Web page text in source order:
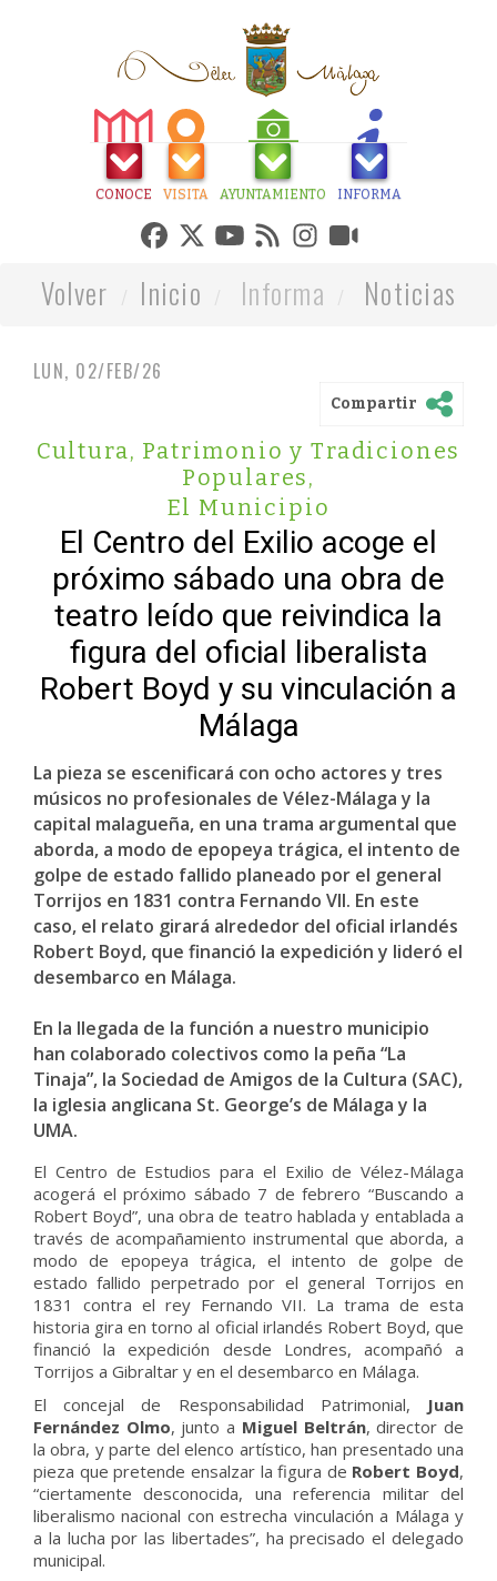
CONOCE VISITA AYUNTAMIENTO INFORMA
Volver Inicio Informa Noticias
LUN, 02/FEB/26
Compartir
Cultura, Patrimonio y Tradiciones
Populares,
El Municipio
El Centro del Exilio acoge el
próximo sábado una obra de
teatro leído que reivindica la
figura del oficial liberalista
Robert Boyd y su vinculación a
Málaga
La pieza se escenificará con ocho actores y tres
músicos no profesionales de Vélez-Málaga y la
capital malagueña, en una trama argumental que
aborda, a modo de epopeya trágica, el intento de
golpe de estado fallido planeado por el general
Torrijos en 1831 contra Fernando VII. En este
caso, el relato girará alrededor del oficial irlandés
Robert Boyd, que financió la expedición y lideró el
desembarco en Málaga.
En la llegada de la función a nuestro municipio
han colaborado colectivos como la peña “La
Tinaja”, la Sociedad de Amigos de la Cultura (SAC),
la iglesia anglicana St. George’s de Málaga y la
UMA.
El Centro de Estudios para el Exilio de Vélez-Málaga
acogerá el próximo sábado 7 de febrero “Buscando a
Robert Boyd”, una obra de teatro hablada y entablada a
través de acompañamiento instrumental que aborda, a
modo de epopeya trágica, el intento de golpe de
estado fallido perpetrado por el general Torrijos en
1831 contra el rey Fernando VII. La trama de esta
historia gira en torno al oficial irlandés Robert Boyd, que
financió la expedición desde Londres, acompañó a
Torrijos a Gibraltar y en el desembarco en Málaga.
El concejal de Responsabilidad Patrimonial, Juan
Fernández Olmo, junto a Miguel Beltrán, director de
la obra, y parte del elenco artístico, han presentado una
pieza que pretende ensalzar la figura de Robert Boyd,
“ciertamente desconocida, una referencia militar del
liberalismo nacional con estrecha vinculación a Málaga y
a la lucha por las libertades”, ha precisado el delegado
municipal.